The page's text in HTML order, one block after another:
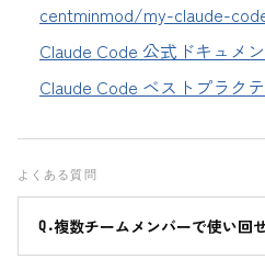
centminmod/my-claude-
Claude Code 公式ドキュメ
Claude Code ベストプラク
よくある質問
複数チームメンバーで使い回